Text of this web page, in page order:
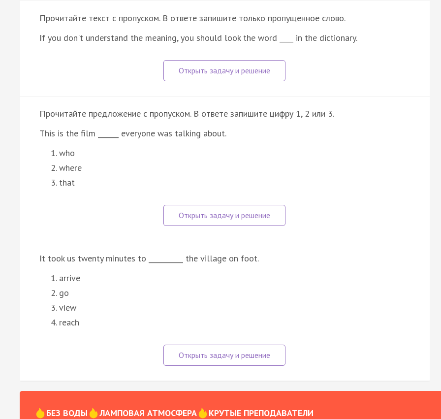
Прочитайте текст с пропуском. В ответе запишите только пропущенное слово.
If you don't understand the meaning, you should look the word ____ in the dictionary.
Прочитайте предложение с пропуском. В ответе запишите цифру 1, 2 или 3.
This is the film ______ everyone was talking about.
who
where
that
It took us twenty minutes to __________ the village on foot.
arrive
go
view
reach
БЕЗ ВОДЫ ЛАМПОВАЯ АТМОСФЕРА КРУТЫЕ ПРЕПОДАВАТЕЛИ